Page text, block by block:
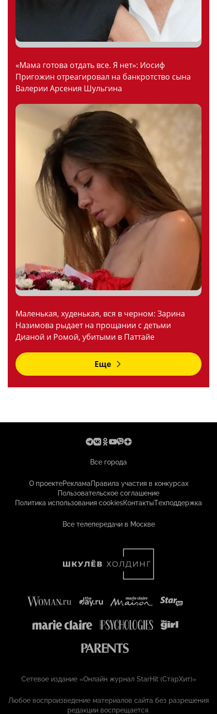
«Мама готова отдать все. Я нет»: Иосиф
Пригожин отреагировал на банкротство сына
Валерии Арсения Шульгина
Маленькая, худенькая, вся в черном: Зарина
Назимова рыдает на прощании с детьми
Дианой и Ромой, убитыми в Паттайе
Еще
Все города
О проектеРекламаПравила участия в конкурсах
Пользовательское соглашение
Политика использования cookiesКонтактыТехподдержка
Все телепередачи в Москве
Сетевое издание «Онлайн журнал StarHit (СтарХит)»
Любое воспроизведение материалов сайта без разрешения
редакции воспрещается.